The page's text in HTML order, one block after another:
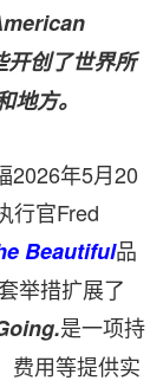
创了世界所
方。
2026年5月20
行官Fred
Beautiful品
举措扩展了
是一项持
费用等提供实